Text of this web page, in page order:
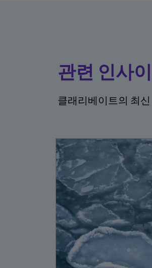
관련 인사
클래리베이트의 최